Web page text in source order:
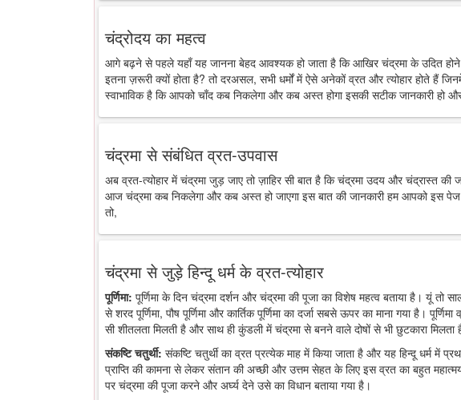
चंद्रोदय का महत्व
आगे बढ़ने से पहले यहाँ यह जानना बेहद आवश्यक हो जाता है कि आखिर चंद्रमा के उदित
इतना ज़रूरी क्यों होता है? तो दरअसल, सभी धर्मों में ऐसे अनेकों व्रत और त्योहार होते हैं
स्वाभाविक है कि आपको चाँद कब निकलेगा और कब अस्त होगा इसकी सटीक जानकारी हो
चंद्रमा से संबंधित व्रत-उपवास
अब व्रत-त्योहार में चंद्रमा जुड़ जाए तो ज़ाहिर सी बात है कि चंद्रमा उदय और चंद्रास्त
आज चंद्रमा कब निकलेगा और कब अस्त हो जाएगा इस बात की जानकारी हम आपको इस
तो,
चंद्रमा से जुड़े हिन्दू धर्म के व्रत-त्योहार
पूर्णिमा: पूर्णिमा के दिन चंद्रमा दर्शन और चंद्रमा की पूजा का विशेष महत्व बताया है। यूं तो
से शरद पूर्णिमा, पौष पूर्णिमा और कार्तिक पूर्णिमा का दर्जा सबसे ऊपर का माना गया है।
सी शीतलता मिलती है और साथ ही कुंडली में चंद्रमा से बनने वाले दोषों से भी छुटकारा मिलता
संकष्टि चतुर्थी: संकष्टि चतुर्थी का व्रत प्रत्येक माह में किया जाता है और यह हिन्दू धर्म में
प्राप्ति की कामना से लेकर संतान की अच्छी और उत्तम सेहत के लिए इस व्रत का बहुत
पर चंद्रमा की पूजा करने और अर्घ्य देने उसे का विधान बताया गया है।